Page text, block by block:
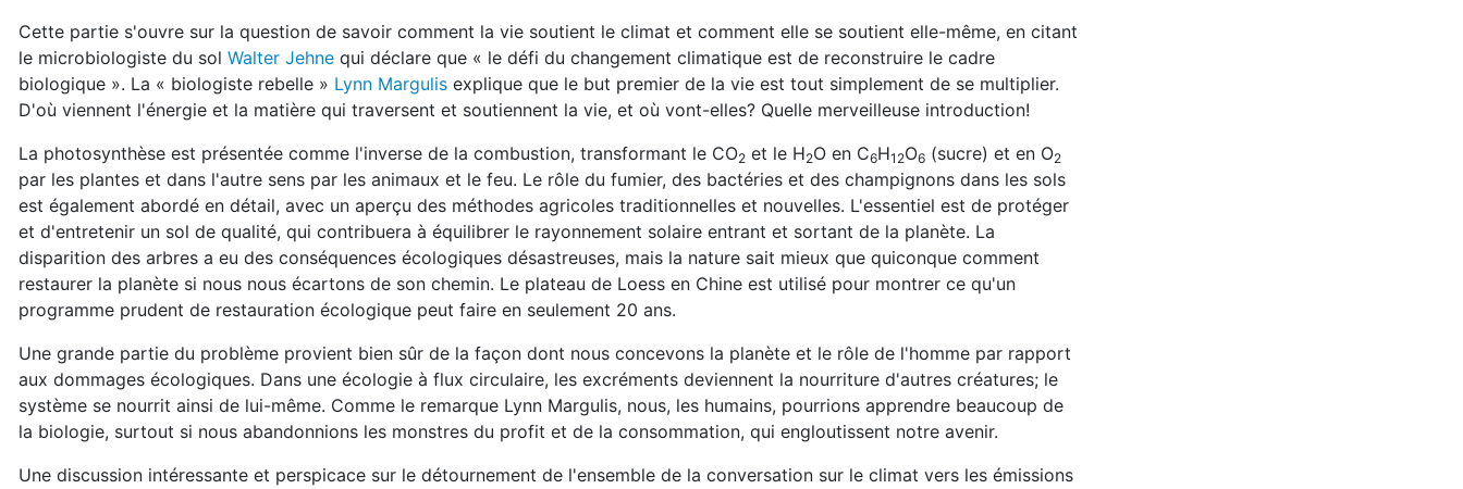
Cette partie s'ouvre sur la question de savoir comment la vie soutient le climat et comment elle se soutient elle-même, en citant
le microbiologiste du sol Walter Jehne qui déclare que « le défi du changement climatique est de reconstruire le cadre
biologique ». La « biologiste rebelle » Lynn Margulis explique que le but premier de la vie est tout simplement de se multiplier.
D'où viennent l'énergie et la matière qui traversent et soutiennent la vie, et où vont-elles? Quelle merveilleuse introduction!
La photosynthèse est présentée comme l'inverse de la combustion, transformant le CO2 et le H2O en C6H12O6 (sucre) et en O2
par les plantes et dans l'autre sens par les animaux et le feu. Le rôle du fumier, des bactéries et des champignons dans les sols
est également abordé en détail, avec un aperçu des méthodes agricoles traditionnelles et nouvelles. L'essentiel est de protéger
et d'entretenir un sol de qualité, qui contribuera à équilibrer le rayonnement solaire entrant et sortant de la planète. La
disparition des arbres a eu des conséquences écologiques désastreuses, mais la nature sait mieux que quiconque comment
restaurer la planète si nous nous écartons de son chemin. Le plateau de Loess en Chine est utilisé pour montrer ce qu'un
programme prudent de restauration écologique peut faire en seulement 20 ans.
Une grande partie du problème provient bien sûr de la façon dont nous concevons la planète et le rôle de l'homme par rapport
aux dommages écologiques. Dans une écologie à flux circulaire, les excréments deviennent la nourriture d'autres créatures; le
système se nourrit ainsi de lui-même. Comme le remarque Lynn Margulis, nous, les humains, pourrions apprendre beaucoup de
la biologie, surtout si nous abandonnions les monstres du profit et de la consommation, qui engloutissent notre avenir.
Une discussion intéressante et perspicace sur le détournement de l'ensemble de la conversation sur le climat vers les émissions